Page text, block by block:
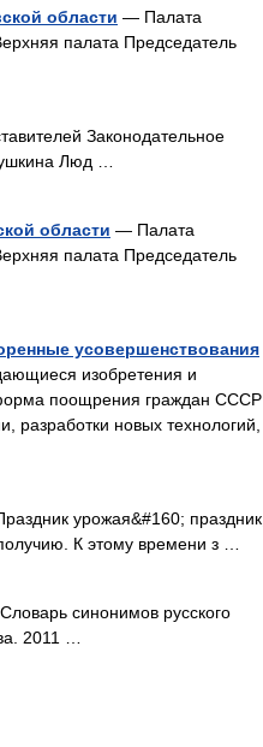
области — Палата
палата Председатель
Законодательное
Люд …
области — Палата
палата Председатель
усовершенствования
изобретения и
поощрения граждан СССР
разработки новых технологий,
урожая&#160; праздник,
К этому времени з …
синонимов русского
2011 …